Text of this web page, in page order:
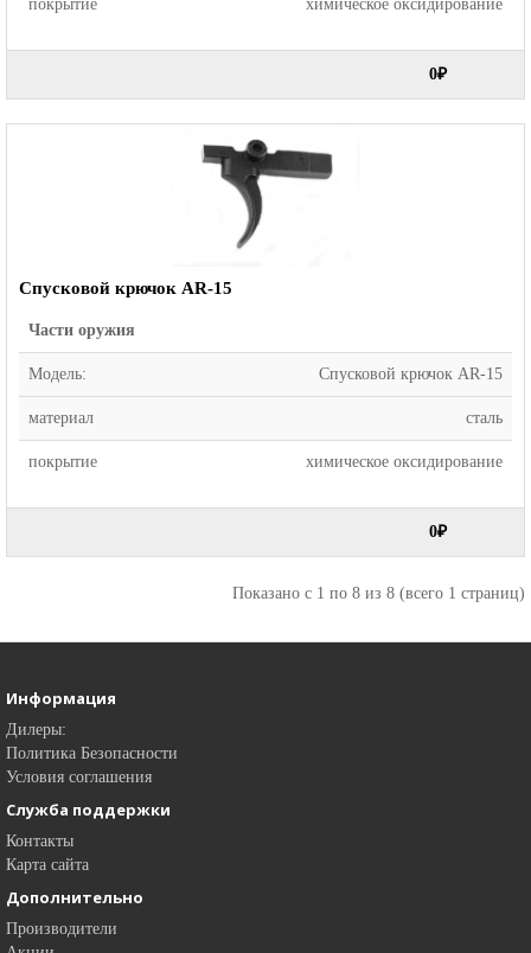
покрытие химическое оксидирование
0₽
Спусковой крючок AR-15
Части оружия
Модель: Спусковой крючок AR-15
материал сталь
покрытие химическое оксидирование
0₽
Показано с 1 по 8 из 8 (всего 1 страниц)
Информация
Дилеры:
Политика Безопасности
Условия соглашения
Служба поддержки
Контакты
Карта сайта
Дополнительно
Производители